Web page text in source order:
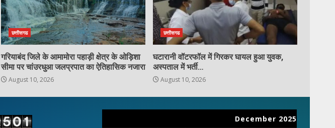
5
मंथली बैठक ग्रामीण मंडल पत्थलगांव:
तिरंगा यात्रा तथा संत शिरोमणि रविदास
जयंती तथा बुथ स्तर कि समिक्षा बैठक पर
विस्तृत चर्चा…
6
से सिकोसा जाने वाली मार्ग बन रहा है
छत्तीसगढ
गरियाबंद जिले के आमामोरा पहाड़ी क्षेत्र के ओड़िशा
सीमा पर चांउरधुआ जलप्रपात का ऐतिहासिक नजारा
August 10, 2026
छत्तीसगढ
घटारानी वॉटरफॉल में गिरकर घायल हुआ युवक,
अस्पताल में भर्ती…
August 10, 2026
December 2025